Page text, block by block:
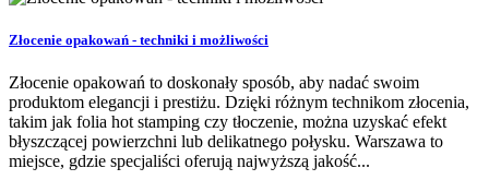
Złocenie opakowań - techniki i możliwości
Złocenie opakowań to doskonały sposób, aby nadać swoim
produktom elegancji i prestiżu. Dzięki różnym technikom złocenia,
takim jak folia hot stamping czy tłoczenie, można uzyskać efekt
błyszczącej powierzchni lub delikatnego połysku. Warszawa to
miejsce, gdzie specjaliści oferują najwyższą jakość...